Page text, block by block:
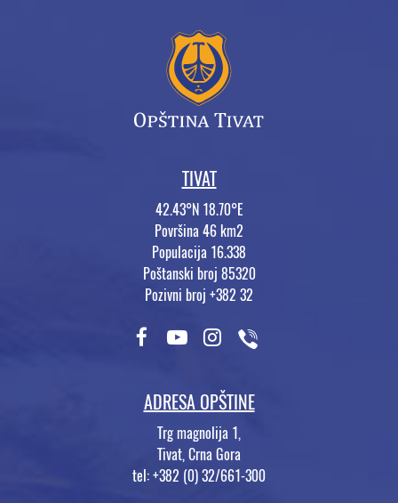
TIVAT
42.43°N 18.70°E
Površina 46 km2
Populacija 16.338
Poštanski broj 85320
Pozivni broj +382 32
ADRESA OPŠTINE
Trg magnolija 1,
Tivat, Crna Gora
tel: +382 (0) 32/661-300